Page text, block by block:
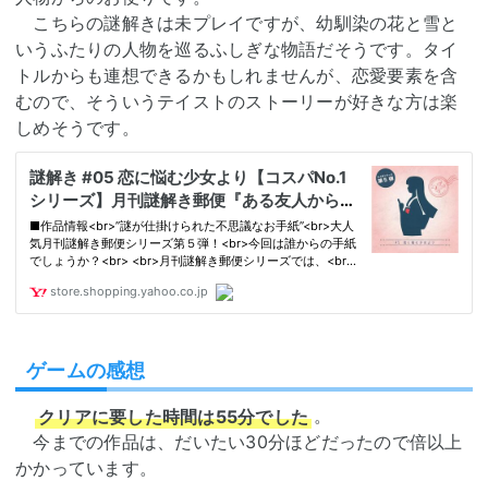
こちらの謎解きは未プレイですが、幼馴染の花と雪と
いうふたりの人物を巡るふしぎな物語だそうです。タイ
トルからも連想できるかもしれませんが、恋愛要素を含
むので、そういうテイストのストーリーが好きな方は楽
しめそうです。
ゲームの感想
クリアに要した時間は55分でした 。
今までの作品は、だいたい30分ほどだったので倍以上
かかっています。